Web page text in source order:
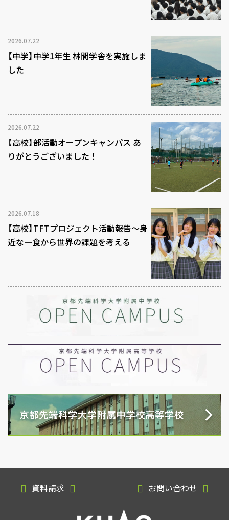
2026.07.22
【中学】中学1年生 林間学舎を実施しま
した
2026.07.22
【高校】部活動オープンキャンパス あ
りがとうございました！
2026.07.18
【高校】TFTプロジェクト活動報告～身
近な一食から世界の課題を考える
資料請求 お問い合わせ